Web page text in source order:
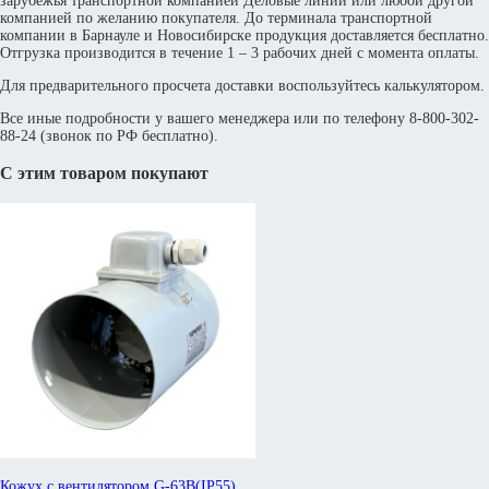
компанией по желанию покупателя. До терминала транспортной
компании в Барнауле и Новосибирске продукция доставляется бесплатно.
Отгрузка производится в течение 1 – 3 рабочих дней с момента оплаты.
Для предварительного просчета доставки воспользуйтесь калькулятором.
Все иные подробности у вашего менеджера или по телефону 8-800-302-
88-24 (звонок по РФ бесплатно).
С этим товаром покупают